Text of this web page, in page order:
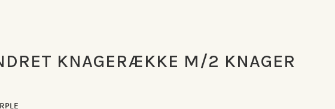
KNAGERÆKKE M/2 KNAGER